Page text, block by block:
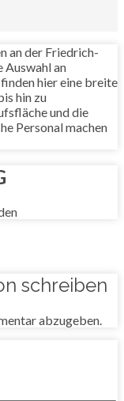
an der Friedrich-
Auswahl an
hier eine breite
hin zu
und die
Personal machen
schreiben
abzugeben.